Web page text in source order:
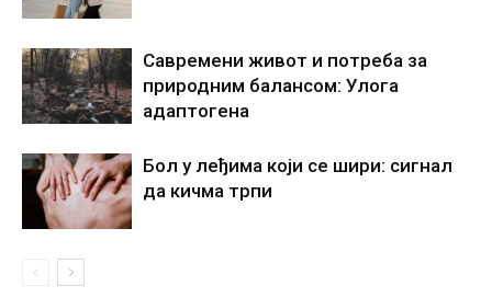
Савремени живот и потреба за
природним балансом: Улога
адаптогена
Бол у леђима који се шири: сигнал
да кичма трпи